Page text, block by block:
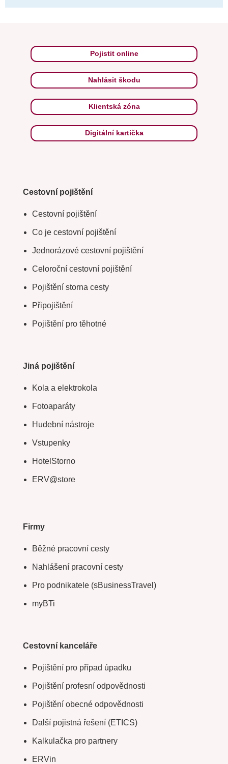
Pojistit online
Nahlásit škodu
Klientská zóna
Digitální kartička
Cestovní pojištění
Cestovní pojištění
Co je cestovní pojištění
Jednorázové cestovní pojištění
Celoroční cestovní pojištění
Pojištění storna cesty
Připojištění
Pojištění pro těhotné
Jiná pojištění
Kola a elektrokola
Fotoaparáty
Hudební nástroje
Vstupenky
HotelStorno
ERV@store
Firmy
Běžné pracovní cesty
Nahlášení pracovní cesty
Pro podnikatele (sBusinessTravel)
myBTi
Cestovní kanceláře
Pojištění pro případ úpadku
Pojištění profesní odpovědnosti
Pojištění obecné odpovědnosti
Další pojistná řešení (ETICS)
Kalkulačka pro partnery
ERVin